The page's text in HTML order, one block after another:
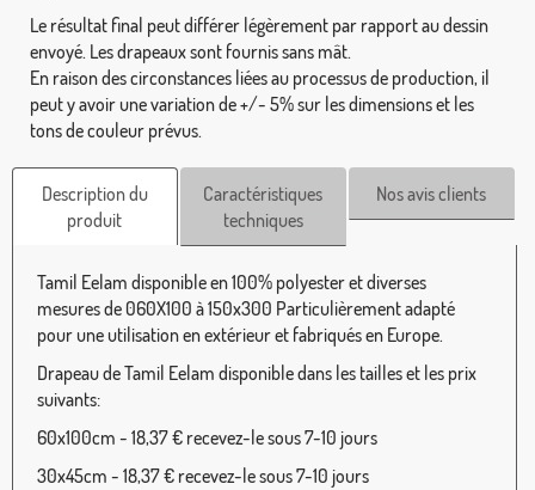
Le résultat final peut différer légèrement par rapport au dessin
envoyé. Les drapeaux sont fournis sans mât.
En raison des circonstances liées au processus de production, il
peut y avoir une variation de +/- 5% sur les dimensions et les
tons de couleur prévus.
Description du
produit
Caractéristiques
techniques
Nos avis clients
Tamil Eelam disponible en 100% polyester et diverses
mesures de 060X100 à 150x300 Particulièrement adapté
pour une utilisation en extérieur et fabriqués en Europe.
Drapeau de Tamil Eelam disponible dans les tailles et les prix
suivants:
60x100cm - 18,37 € recevez-le sous 7-10 jours
30x45cm - 18,37 € recevez-le sous 7-10 jours